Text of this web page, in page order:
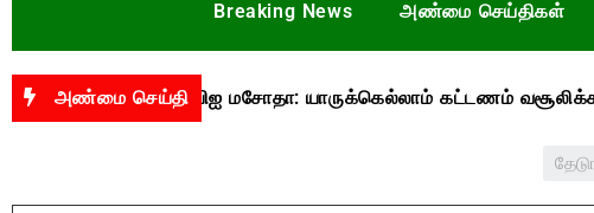
Breaking News அண்மை செய்திகள்
அண்மை செய்தி
யுபிஐ மசோதா: யாருக்கெல்லாம் கட்டணம் வசூலிக்கப்படும்? –